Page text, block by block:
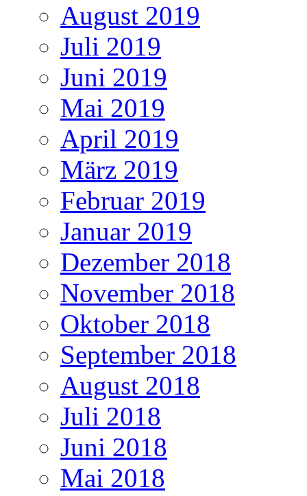
August 2019
Juli 2019
Juni 2019
Mai 2019
April 2019
März 2019
Februar 2019
Januar 2019
Dezember 2018
November 2018
Oktober 2018
September 2018
August 2018
Juli 2018
Juni 2018
Mai 2018